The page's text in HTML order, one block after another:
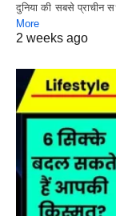
दुनिया की सबसे
More
2 weeks ago